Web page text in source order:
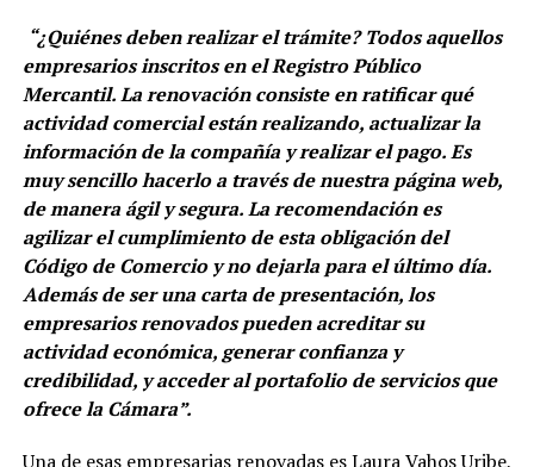
“¿Quiénes deben realizar el trámite? Todos aquellos
empresarios inscritos en el Registro Público
Mercantil. La renovación consiste en ratificar qué
actividad comercial están realizando, actualizar la
información de la compañía y realizar el pago. Es
muy sencillo hacerlo a través de nuestra página web,
de manera ágil y segura. La recomendación es
agilizar el cumplimiento de esta obligación del
Código de Comercio y no dejarla para el último día.
Además de ser una carta de presentación, los
empresarios renovados pueden acreditar su
actividad económica, generar confianza y
credibilidad, y acceder al portafolio de servicios que
ofrece la Cámara”.
Una de esas empresarias renovadas es Laura Vahos Uribe,